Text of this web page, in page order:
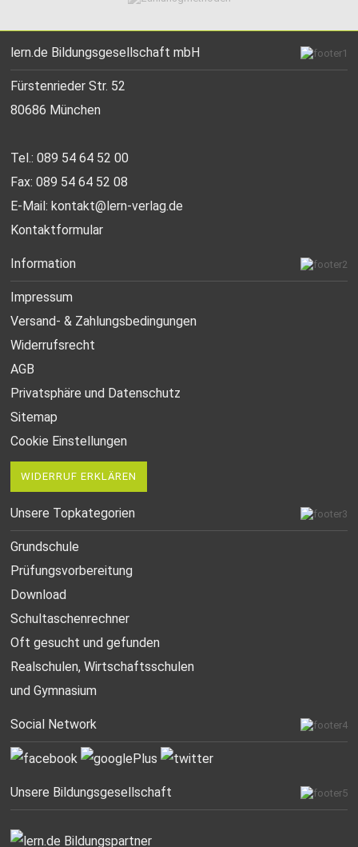
lern.de Bildungsgesellschaft mbH
Fürstenrieder Str. 52
80686 München
Tel.: 089 54 64 52 00
Fax: 089 54 64 52 08
E-Mail:kontakt@lern-verlag.de
Kontaktformular
Information
Impressum
Versand- & Zahlungsbedingungen
Widerrufsrecht
AGB
Privatsphäre und Datenschutz
Sitemap
Cookie Einstellungen
WIDERRUF ERKLÄREN
Unsere Topkategorien
Grundschule
Prüfungsvorbereitung
Download
Schultaschenrechner
Oft gesucht und gefunden
Realschulen,Wirtschaftsschulen
und Gymnasium
Social Network
Unsere Bildungsgesellschaft